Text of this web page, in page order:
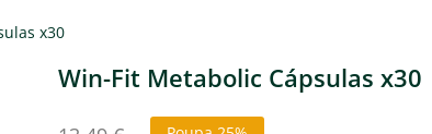
x30
Win-Fit Metabolic Cápsulas x30